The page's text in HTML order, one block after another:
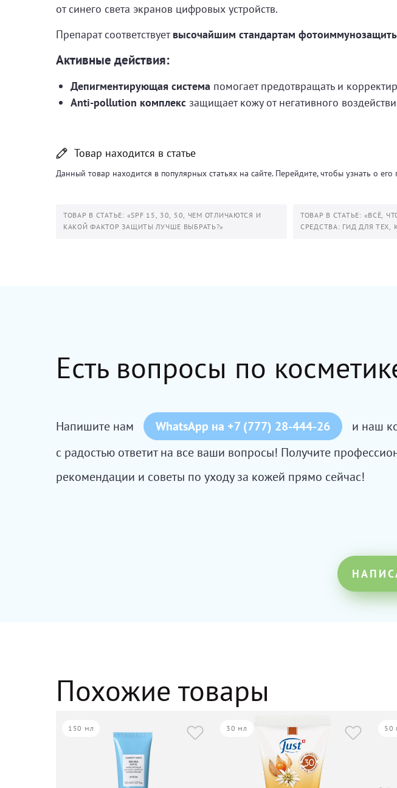
от синего света экранов цифровых устройств.
Препарат соответствуетвысочайшим стандартам
Активные действия:
Депигментирующая система помогает предотвращать и
Anti-pollution комплекс защищает кожу от негативного
Товар находится в статье
Данный товар находится в популярных статьях на сайте. Перейдите, чтобы узнать о его
ТОВАР В СТАТЬЕ: «SPF 15, 30, 50, ЧЕМ ОТЛИЧАЮТСЯ И
КАКОЙ ФАКТОР ЗАЩИТЫ ЛУЧШЕ ВЫБРАТЬ?»
ТОВАР В СТАТЬЕ: «ВСЁ,
СРЕДСТВА: ГИД ДЛЯ ТЕХ,
Есть вопросы по
Напишите нам WhatsApp на +7 (777) 28-444-26
и наш
с радостью ответит на все ваши вопросы! Получите
рекомендации и советы по уходу за кожей прямо сейчас!
Похожие товары
150 мл 30 мл 50